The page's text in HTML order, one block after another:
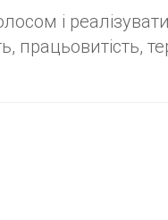
і реалізувати